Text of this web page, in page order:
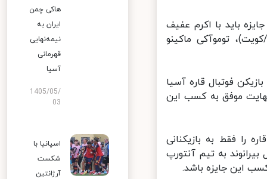
باید با اکرم عفیف
توموآکی ماکینو
بازیکن فوتبال قاره آسیا
موفق به کسب این
فقط به بازیکنانی
به تیم آنتورپ
این جایزه باشد.
هاکی چمن
ایران به
نیمه‌نهایی
قهرمانی
آسیا
1405/05/
03
اسپانیا با
شکست
آرژانتین